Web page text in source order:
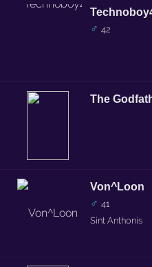
♂ 42
The
Von^Loon
♂ 41
Sint Anthonis